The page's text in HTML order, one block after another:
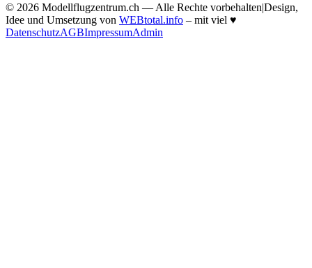
© 2026 Modellflugzentrum.ch — Alle Rechte vorbehalten|Design,
Idee und Umsetzung von WEBtotal.info – mit viel ♥
DatenschutzAGBImpressumAdmin